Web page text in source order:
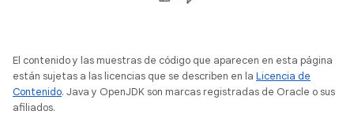
El contenido y las muestras de código que aparecen en esta página
están sujetas a las licencias que se describen en la Licencia de
Contenido. Java y OpenJDK son marcas registradas de Oracle o sus
afiliados.